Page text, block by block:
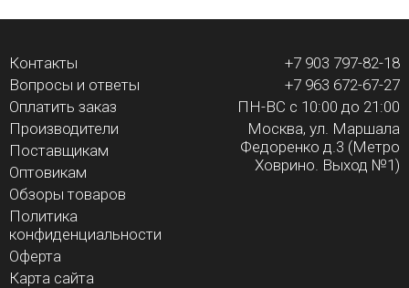
Контакты
Вопросы и ответы
Оплатить заказ
Производители
Поставщикам
Оптовикам
Обзоры товаров
Политика
конфиденциальности
Оферта
Карта сайта
+7 903 797-82-18
+7 963 672-67-27
ПН-ВС с 10:00 до 21:00
Москва, ул. Маршала
Федоренко д.3 (Метро
Ховрино. Выход №1)